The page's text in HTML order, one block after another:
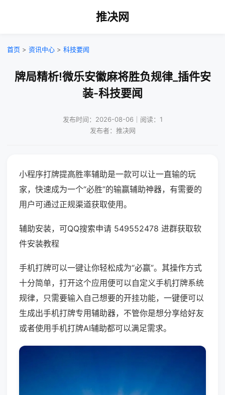
推决网
首页 > 资讯中心 > 科技要闻
牌局精析!微乐安徽麻将胜负规律_插件安
装-科技要闻
发布时间：2026-08-06｜阅读：1
发布者：推决网
小程序打牌提高胜率辅助是一款可以让一直输的玩
家，快速成为一个“必胜”的输赢辅助神器，有需要的
用户可通过正规渠道获取使用。
辅助安装，可QQ搜索申请 549552478 进群获取软
件安装教程
手机打牌可以一键让你轻松成为“必赢”。其操作方式
十分简单，打开这个应用便可以自定义手机打牌系统
规律，只需要输入自己想要的开挂功能，一键便可以
生成出手机打牌专用辅助器，不管你是想分享给好友
或者使用手机打牌AI辅助都可以满足需求。